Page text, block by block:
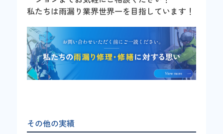
私たちは雨漏り業界世界一を目指しています！
その他の実績